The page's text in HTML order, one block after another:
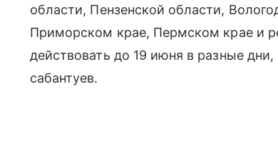
области, Пензенской области,
Приморском крае, Пермском крае и
действовать до 19 июня в разные
сабантуев.